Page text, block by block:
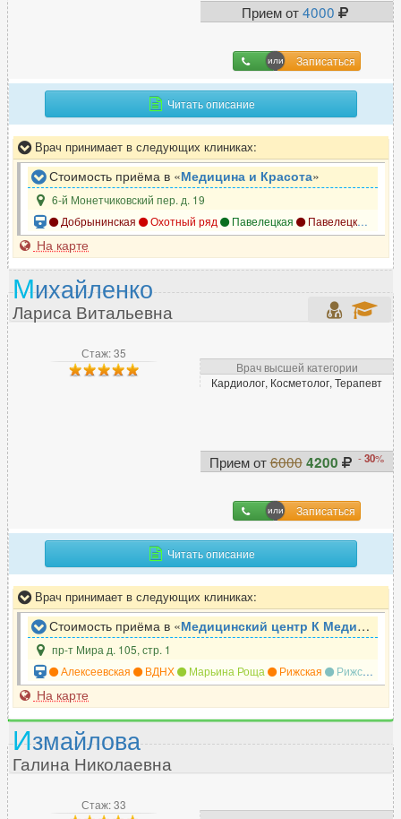
20
Химиотерапевт 43
Хирург
Хирург-ортопед
Ц
43
Челюстно-лицевой хирург 141
38
519
240
45
Прием от4000
Записаться
Читать описание
Врач принимает в следующих клиниках:
Стоимость приёма в «Медицина и Красота»
6-й Монетчиковский пер. д. 19
Добрынинская
Охотный ряд Павелецкая Павелецкая
На карте
Стаж: 35
Врач высшей категории
Кардиолог, Косметолог, Терапевт
Прием от6000 4200 -30%
Записаться
Михайленко
Лариса Витальевна
Читать описание
Врач принимает в следующих клиниках:
Стоимость приёма в «Медицинский центр К Медицина »
пр-т Мира д. 105, стр. 1
Алексеевская
ВДНХ Марьина Роща Рижская Рижская
На карте
Стаж: 33
Измайлова
Галина Николаевна